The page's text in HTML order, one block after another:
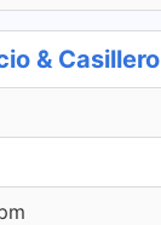
& Casillero